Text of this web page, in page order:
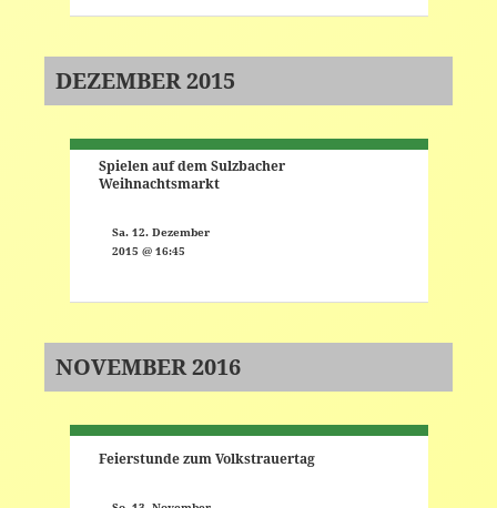
DEZEMBER 2015
Spielen auf dem Sulzbacher
Weihnachtsmarkt
Sa. 12. Dezember
2015 @ 16:45
NOVEMBER 2016
Feierstunde zum Volkstrauertag